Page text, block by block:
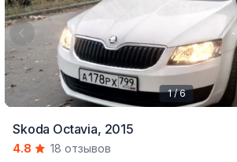
of
1 / 6
Skoda Octavia, 2015
4.8 18 отзывов